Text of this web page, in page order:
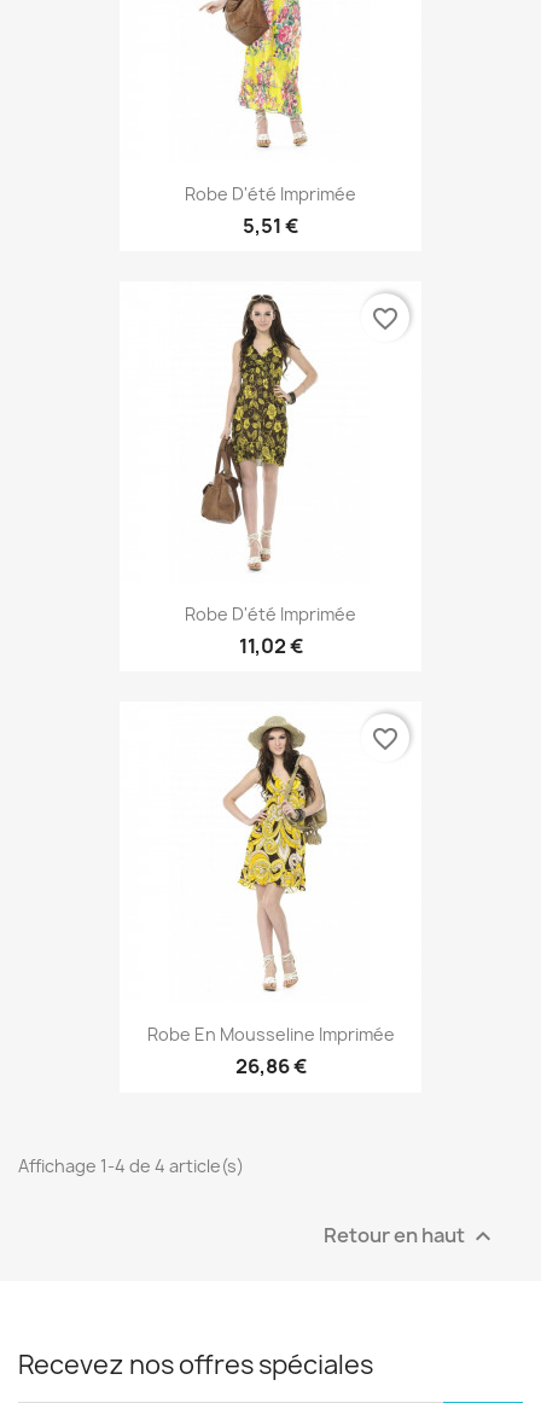
Robe D'été Imprimée
5,51 €
Robe D'été Imprimée
11,02 €
favorite_border
Robe En Mousseline Imprimée
26,86 €
favorite_border
Affichage 1-4 de 4 article(s)
Retour en haut 
Recevez nos offres spéciales